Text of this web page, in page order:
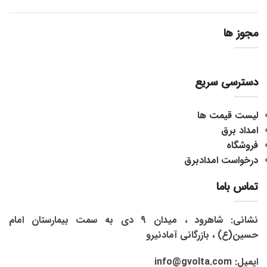
مجوز ها
دسترسی سریع
لیست قیمت ها
امداد برق
فروشگاه
درخواست امدادبرق
تماس باما
نشانی: شاهرود ، میدان 9 دی به سمت بیمارستان امام
حسین(ع) ، بازرگانی آمادنیرو
ایمیل: info@gvolta.com